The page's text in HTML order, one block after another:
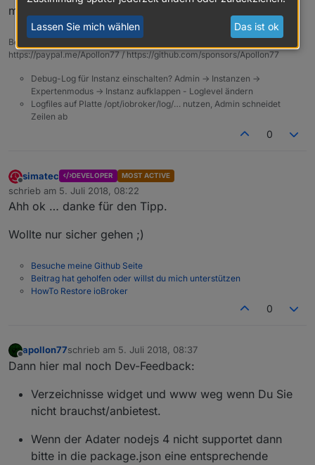
mit dem Adapter zu tun hat!
Beitrag hat geholfen? Votet rechts unten im Beitrag :-)
https://paypal.me/Apollon77 / https://github.com/sponsors/Apollon77
Debug-Log für Instanz einschalten? Admin -> Instanzen ->
Expertenmodus -> Instanz aufklappen - Loglevel ändern
Logfiles auf Platte /opt/iobroker/log/… nutzen, Admin schneidet
Zeilen ab
0
Offline
simatec DEVELOPER MOST ACTIVE
schrieb am 5. Juli 2018, 08:22
zuletzt editiert von
Ahh ok … danke für den Tipp.
Wollte nur sicher gehen ;)
Besuche meine Github Seite
Beitrag hat geholfen oder willst du mich unterstützen
HowTo Restore ioBroker
0
Offline
apollon77schrieb am 5. Juli 2018, 08:37
zuletzt editiert von
Dann hier mal noch Dev-Feedback:
Verzeichnisse widget und www weg wenn Du Sie
nicht brauchst/anbietest.
Wenn der Adater nodejs 4 nicht supportet dann
bitte in die package.json eine entsprechende
Lassen Sie mich wählen Das ist ok